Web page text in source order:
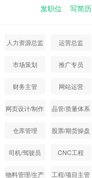
发职位 写简历
人力资源总监 运营总监
市场策划 推广专员
财务主管 网站运营
网页设计/制作 品管/质量体系
仓库管理
股票/期货操盘
司机/驾驶员 CNC工程
物料管理/生产
工程/项目主管